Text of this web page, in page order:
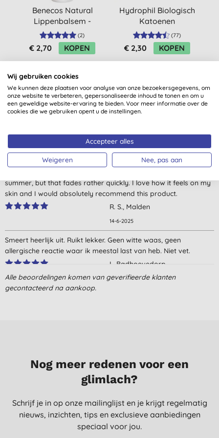
Benecos Natural
Lippenbalsem -
Orange (2)
€ 2,70 KOPEN
Hydrophil Biologisch
Katoenen
Wattenstaafjes
(77)
€ 2,30 KOPEN
van 5 (8 beoordelingen
summer, but that fades rather quickly. I love how it feels on my
skin and I would absolutely recommend this product.
R. S., Malden
14-6-2025
Smeert heerlijk uit. Ruikt lekker. Geen witte waas, geen
allergische reactie waar ik meestal last van heb. Niet vet.
I., Badhoevedorp
22-4-2025
Such a lovely smell! Light, it takes some time to soak in, but
leaves my skin super moisturized, no white cast at all. I use it
T. I., Amsterdam
2-1-2023
Alle beoordelingen komen van geverifieerde klanten
gecontacteerd na aankoop.
Nog meer redenen voor een
glimlach?
Schrijf je in op onze mailinglijst en je krijgt regelmatig
nieuws, inzichten, tips en exclusieve aanbiedingen
speciaal voor jou.
Wij gebruiken cookies
We kunnen deze plaatsen voor analyse van onze bezoekersgegevens, om
onze website te verbeteren, gepersonaliseerde inhoud te tonen en om u
een geweldige website-ervaring te bieden. Voor meer informatie over de
cookies die we gebruiken opent u de instellingen.
Accepteer alles
Weigeren Nee, pas aan